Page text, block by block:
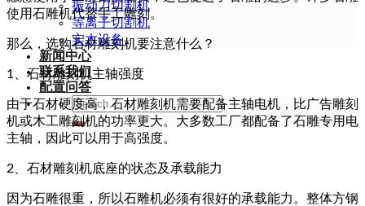
振动刀切割机
等离子切割机
实木设备
新闻中心
联系我们
配置问答
Search
for:
使用石雕机代替手工雕刻。
那么，选购石材雕刻机要注意什么？
1、石材雕刻机主轴强度
由于石材硬度高，石材雕刻机需要配备主轴电机，比广告雕刻
机或木工雕刻机的功率更大。大多数工厂都配备了石雕专用电
主轴，因此可以用于高强度。
2、石材雕刻机底座的状态及承载能力
因为石雕很重，所以石雕机必须有很好的承载能力。整体方钢